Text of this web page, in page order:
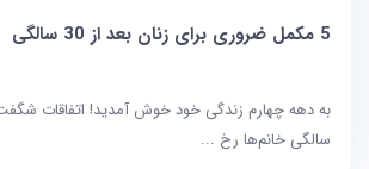
5 مکمل ضروری برای زنان بعد از 30 سالگی
سالگی خانم‌ها رخ ...